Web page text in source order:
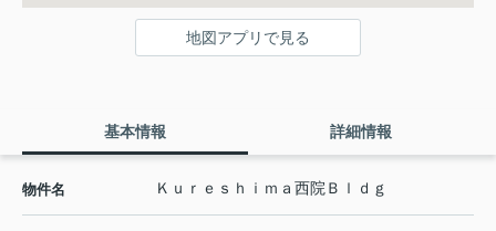
地図アプリで見る
基本情報 詳細情報
物件名 Ｋｕｒｅｓｈｉｍａ西院Ｂｌｄｇ